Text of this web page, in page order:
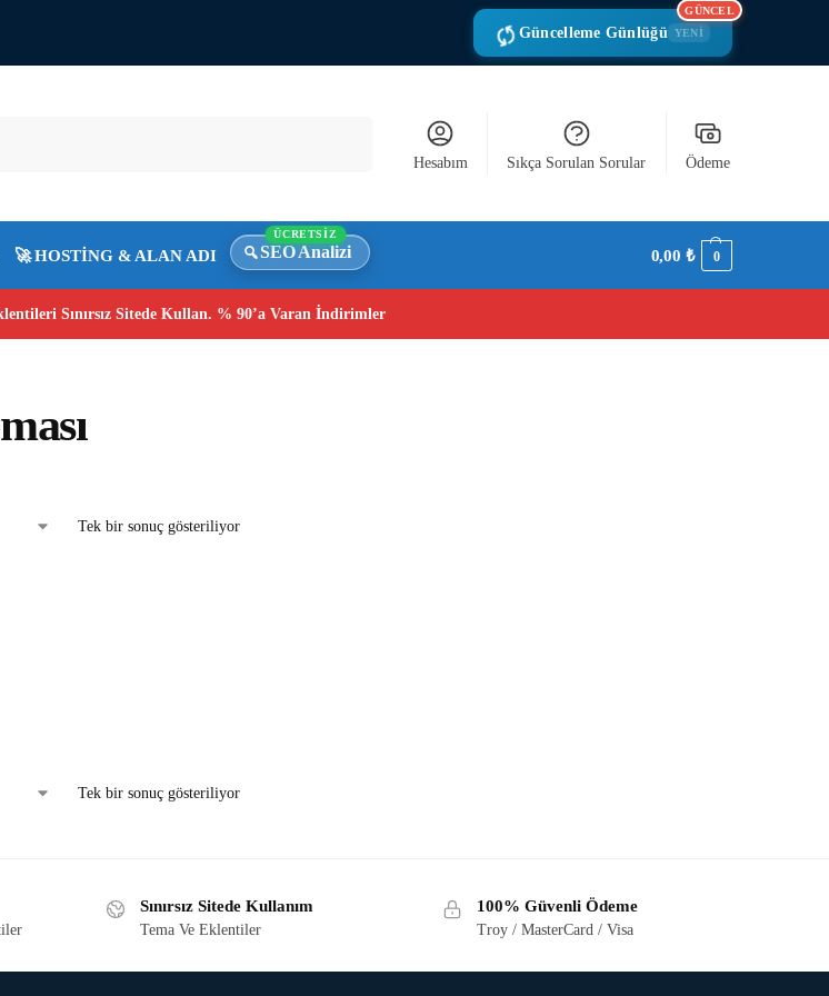
Güncelleme Günlüğü YENİ
GÜNCEL
Hesabım Sıkça Sorulan Sorular Ödeme
🚀 HOSTİNG & ALAN ADI SEO Analizi
ÜCRETSİZ
0,00₺ 0
Sınırsız Sitede Kullan. % 90’a Varan İndirimler
Tek bir sonuç gösteriliyor
Tek bir sonuç gösteriliyor
Sınırsız Sitede Kullanım
Tema Ve Eklentiler
100% Güvenli Ödeme
Troy / MasterCard / Visa